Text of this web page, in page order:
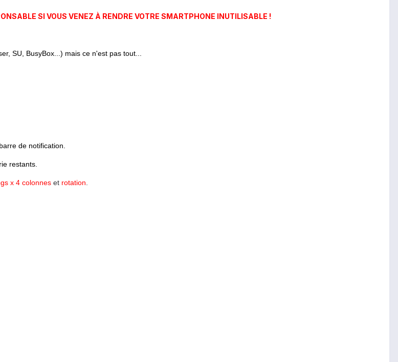
SI VOUS VENEZ À RENDRE VOTRE SMARTPHONE INUTILISABLE !
SU, BusyBox...) mais ce n'est pas tout...
de notification.
restants.
x 4 colonnes et rotation